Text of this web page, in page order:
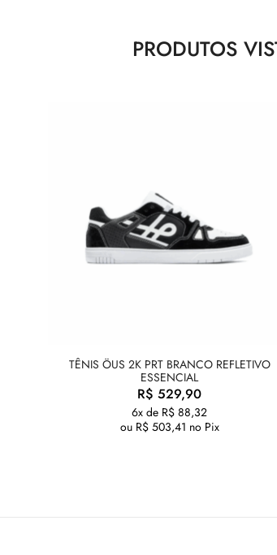
PRODUTOS
TÊNIS ÖUS 2K PRT BRANCO REFLETIVO
ESSENCIAL
R$ 529,90
6x de R$ 88,32
ou R$503,41 no Pix